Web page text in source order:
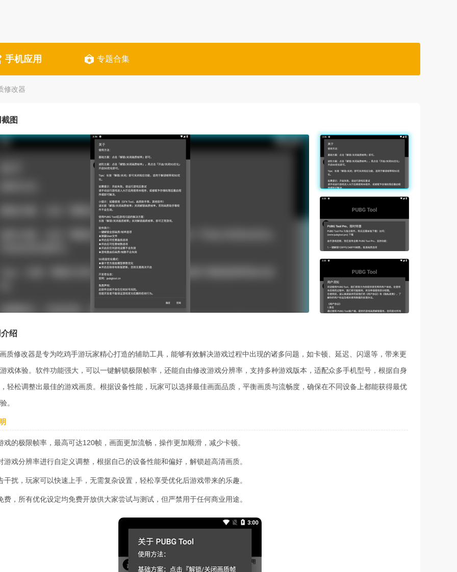
手机应用 专题合集
修改器
图
绍
质修改器是专为吃鸡手游玩家精心打造的辅助工具，能够有效解决游戏过程中出现的诸多问题，如卡顿、延迟、闪退等，带来更
戏体验。软件功能强大，可以一键解锁极限帧率，还能自由修改游戏分辨率，支持多种游戏版本，适配众多手机型号，根据自身
轻松调整出最佳的游戏画质。根据设备性能，玩家可以选择最佳画面品质，平衡画质与流畅度，确保在不同设备上都能获得最优
。
戏的极限帧率，最高可达120帧，画面更加流畅，操作更加顺滑，减少卡顿。
游戏分辨率进行自定义调整，根据自己的设备性能和偏好，解锁超高清画质。
干扰，玩家可以快速上手，无需复杂设置，轻松享受优化后游戏带来的乐趣。
费，所有优化设定均免费开放供大家尝试与测试，但严禁用于任何商业用途。